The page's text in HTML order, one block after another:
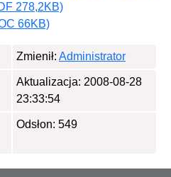
278,2KB)
66KB)
Zmienił: Administrator
Aktualizacja: 2008-08-28
23:33:54
Odsłon: 549